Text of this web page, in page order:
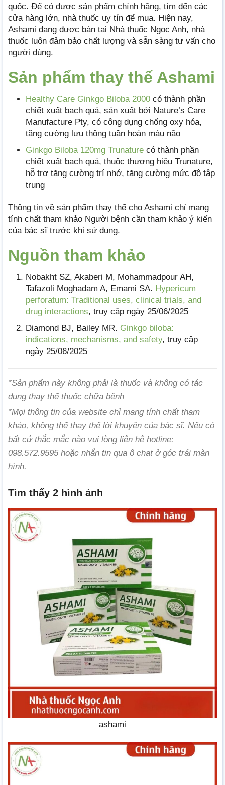
quốc. Để có được sản phẩm chính hãng, tìm đến các
cửa hàng lớn, nhà thuốc uy tín để mua. Hiện nay,
Ashami đang được bán tại Nhà thuốc Ngọc Anh, nhà
thuốc luôn đảm bảo chất lượng và sẵn sàng tư vấn cho
người dùng.
Sản phẩm thay thế Ashami
Healthy Care Ginkgo Biloba 2000 có thành phần
chiết xuất bạch quả, sản xuất bởi Nature’s Care
Manufacture Pty, có công dụng chống oxy hóa,
tăng cường lưu thông tuần hoàn máu não
Ginkgo Biloba 120mg Trunature có thành phần
chiết xuất bạch quả, thuộc thương hiệu Trunature,
hỗ trợ tăng cường trí nhớ, tăng cường mức độ tập
trung
Thông tin về sản phẩm thay thế cho Ashami chỉ mang
tính chất tham khảo Người bệnh cần tham khảo ý kiến
của bác sĩ trước khi sử dụng.
Nguồn tham khảo
Nobakht SZ, Akaberi M, Mohammadpour AH,
Tafazoli Moghadam A, Emami SA. Hypericum
perforatum: Traditional uses, clinical trials, and
drug interactions, truy cập ngày 25/06/2025
Diamond BJ, Bailey MR. Ginkgo biloba:
indications, mechanisms, and safety, truy cập
ngày 25/06/2025
*Sản phẩm này không phải là thuốc và không có tác
dụng thay thế thuốc chữa bệnh
*Mọi thông tin của website chỉ mang tính chất tham
khảo, không thể thay thế lời khuyên của bác sĩ. Nếu có
bất cứ thắc mắc nào vui lòng liên hệ hotline:
098.572.9595 hoặc nhắn tin qua ô chat ở góc trái màn
hình.
Tìm thấy 2 hình ảnh
ashami